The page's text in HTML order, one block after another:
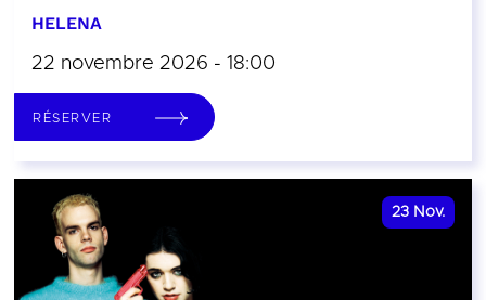
HELENA
22 novembre 2026 - 18:00
RÉSERVER
23 Nov.